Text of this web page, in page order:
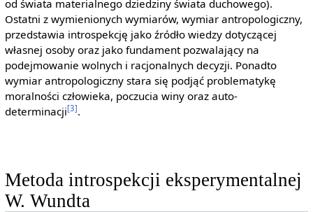
od świata materialnego dziedziny świata duchowego).
Ostatni z wymienionych wymiarów, wymiar antropologiczny,
przedstawia introspekcję jako źródło wiedzy dotyczącej
własnej osoby oraz jako fundament pozwalający na
podejmowanie wolnych i racjonalnych decyzji. Ponadto
wymiar antropologiczny stara się podjąć problematykę
moralności człowieka, poczucia winy oraz auto-
determinacji[3].
Metoda introspekcji eksperymentalnej
W. Wundta